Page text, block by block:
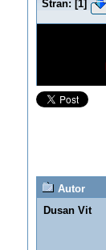
Stran: [1]
Autor
Dusan Vit